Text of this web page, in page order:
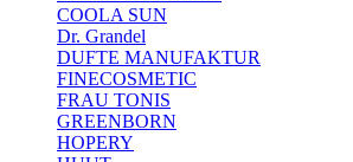
COOLA SUN
Dr. Grandel
DUFTE MANUFAKTUR
FINECOSMETIC
FRAU TONIS
GREENBORN
HOPERY